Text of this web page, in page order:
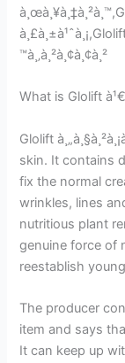
™à¸‚à¸²à¸¢à¸¢à¸²
What is Glolift
Glolift
skin. It contains
fix the normal
wrinkles, lines
nutritious plant
genuine force of
reestablish
The producer
item and says
It can keep up